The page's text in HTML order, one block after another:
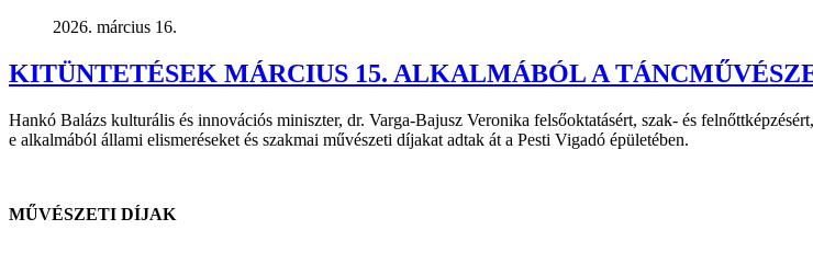
2026. március 16.
KITÜNTETÉSEK MÁRCIUS 15. ALKALMÁBÓL A
Hankó Balázs kulturális és innovációs miniszter, dr. Varga-Bajusz Veronika felsőoktatásért, szak- és
e alkalmából állami elismeréseket és szakmai művészeti díjakat adtak át a Pesti Vigadó épületében.
MŰVÉSZETI DÍJAK